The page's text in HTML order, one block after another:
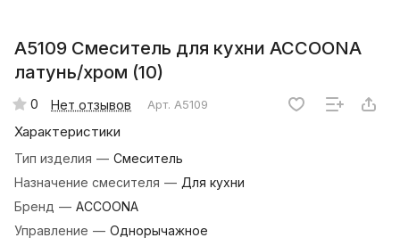
A5109 Смеситель для кухни ACCOONA
латунь/хром (10)
0 Нет отзывов Арт. A5109
Характеристики
Тип изделия — Смеситель
Назначение смесителя — Для кухни
Бренд — ACCOONA
Управление — Однорычажное